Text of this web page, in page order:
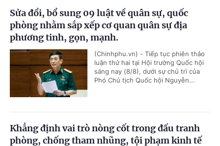
Sửa đổi, bổ sung 09 luật về quân sự, quốc
phòng nhằm sắp xếp cơ quan quân sự địa
phương tinh, gọn, mạnh.
(Chinhphu.vn) - Tiếp tục phiên thảo
luận thứ hai tại Hội trường Quốc hội
sáng nay (8/8), dưới sự chủ trì của
Phó Chủ tịch Quốc hội Nguyễn...
Khẳng định vai trò nòng cốt trong đấu tranh
phòng, chống tham nhũng, tội phạm kinh tế